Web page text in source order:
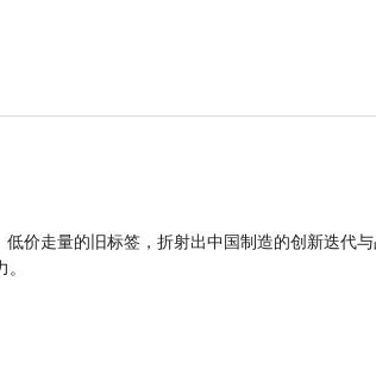
价走量的旧标签，折射出中国制造的创新迭代